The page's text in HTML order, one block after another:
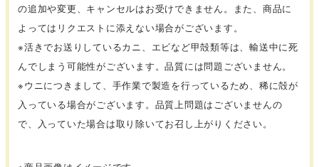
の追加や変更、キャンセルはお受けできません。また、商品に
よってはリクエストに添えない場合がございます。
※活きでお送りしているカニ、エビなど甲殻類等は、輸送中に死
んでしまう可能性がございます。品質には問題ございません。
※ウニにつきまして、手作業で製造を行っているため、稀に殻が
入っている場合がございます。品質上問題はございませんの
で、入っていた場合は取り除いてお召し上がりください。